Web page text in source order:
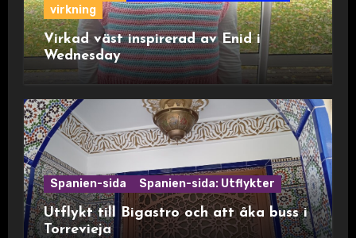
virkning
Virkad väst inspirerad av Enid i
Wednesday
Spanien-sida Spanien-sida: Utflykter
Utflykt till Bigastro och att åka buss i
Torrevieja